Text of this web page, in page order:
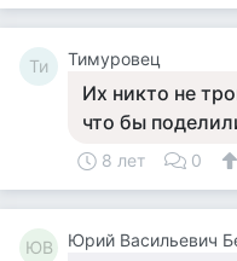
Ти Тимуровец
Их никто не
что бы
8 лет 0
ЮВ Юрий Васильевич